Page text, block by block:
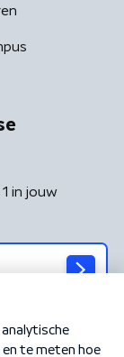
in jouw